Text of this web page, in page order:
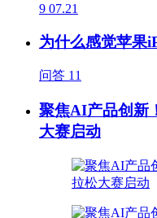
9 07.21
为什么感觉苹果
问答 11
聚焦AI产品创新
大赛启动